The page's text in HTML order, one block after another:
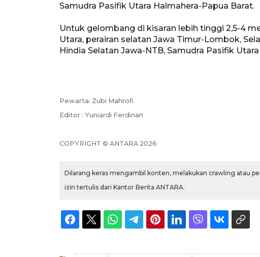
Samudra Pasifik Utara Halmahera-Papua Barat.
Untuk gelombang di kisaran lebih tinggi 2,5-4
Utara, perairan selatan Jawa Timur-Lombok,
Hindia Selatan Jawa-NTB, Samudra Pasifik
Pewarta: Zubi Mahrofi
Editor : Yuniardi Ferdinan
COPYRIGHT © ANTARA 2026
Dilarang keras mengambil konten, melakukan crawling atau
izin tertulis dari Kantor Berita ANTARA.